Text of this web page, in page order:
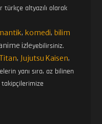
altyazılı olarak
, komedi, bilim
izleyebilirsiniz.
, Jujutsu Kaisen,
yanı sıra, az bilinen
takipçilerimize